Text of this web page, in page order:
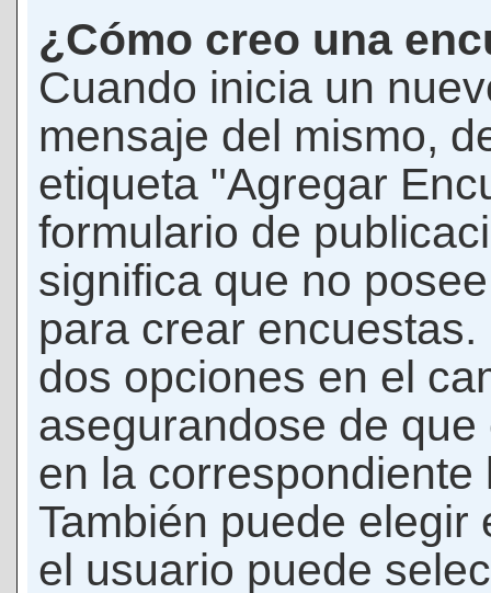
¿Cómo creo una
Cuando inicia un
mensaje del mismo,
etiqueta "Agregar
formulario de
significa que no
para crear
dos opciones en el
asegurandose de
en la
También puede
el usuario puede